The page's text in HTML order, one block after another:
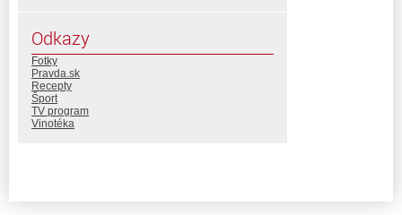
Odkazy
Fotky
Pravda.sk
Recepty
Šport
TV program
Vinotéka